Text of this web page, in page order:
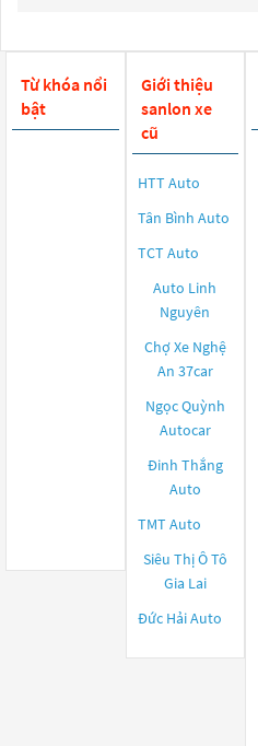
Từ khóa nổi
bật
Giới thiệu
sanlon xe
cũ
HTT Auto
Tân Bình Auto
TCT Auto
Auto Linh
Nguyên
Chợ Xe Nghệ
An 37car
Ngọc Quỳnh
Autocar
Đinh Thắng
Auto
TMT Auto
Siêu Thị Ô Tô
Gia Lai
Đức Hải Auto